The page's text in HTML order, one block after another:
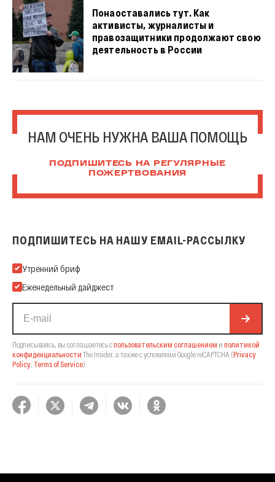
Понаоставались тут. Как
активисты, журналисты и
правозащитники продолжают свою
деятельность в России
НАМ ОЧЕНЬ НУЖНА ВАША ПОМОЩЬ
ПОДПИШИТЕСЬ НА РЕГУЛЯРНЫЕ
ПОЖЕРТВОВАНИЯ
ПОДПИШИТЕСЬ НА НАШУ EMAIL-РАССЫЛКУ
Подпишитесь на нашу Email-рассылку
Утренний бриф
Еженедельный дайджест
Подписываясь, вы соглашаетесь спользовательским соглашением и политикой
конфиденциальности The Insider, а также с условиями Google reCAPTCHA (Privacy
Policy, Terms of Service).